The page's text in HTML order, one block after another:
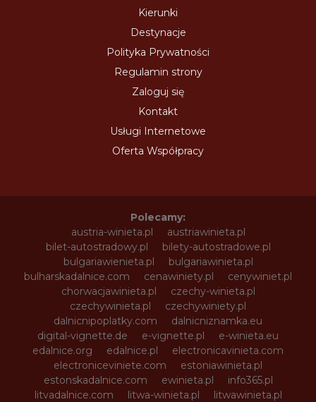
Kierunki
Destynacje
Polityka Prywatności
Regulamin strony
Zaloguj się
Kontakt
Usługi Internetowe
Oferta Współpracy
Polecamy:
austria-winieta.pl
austriawinieta.pl
bilet-autostradowy.pl
bilety-autostradowe.pl
bulgariawienieta.pl
bulgariawinieta.pl
bulharskadalnice.com
cenawiniety.pl
cenywiniet.pl
chorwacjawinieta.pl
czechy-winieta.pl
czechywinieta.pl
czechywiniety.pl
dalnicnipoplatky.com
dalnicniznamka.eu
digital-vignette.de
e-vignette.pl
e-winieta.eu
edalnice.org
edalnice.pl
electronicavinieta.com
electroniceviniete.com
estoniawinieta.pl
estonskadalnice.com
ewinieta.pl
info365.pl
litvadalnice.com
litwa-winieta.pl
litwawinieta.pl